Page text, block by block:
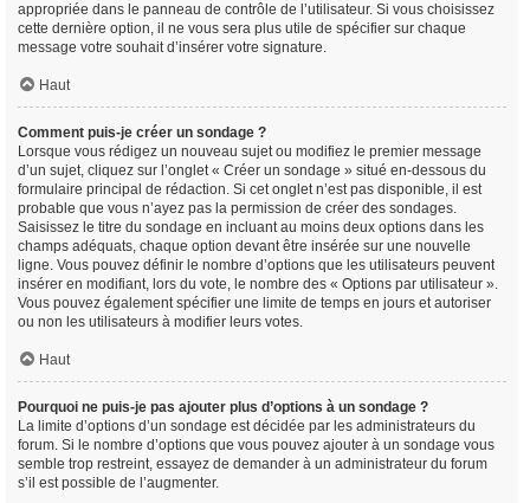
appropriée dans le panneau de contrôle de l’utilisateur. Si vous choisissez
cette dernière option, il ne vous sera plus utile de spécifier sur chaque
message votre souhait d’insérer votre signature.
Haut
Comment puis-je créer un sondage ?
Lorsque vous rédigez un nouveau sujet ou modifiez le premier message
d’un sujet, cliquez sur l’onglet « Créer un sondage » situé en-dessous du
formulaire principal de rédaction. Si cet onglet n’est pas disponible, il est
probable que vous n’ayez pas la permission de créer des sondages.
Saisissez le titre du sondage en incluant au moins deux options dans les
champs adéquats, chaque option devant être insérée sur une nouvelle
ligne. Vous pouvez définir le nombre d’options que les utilisateurs peuvent
insérer en modifiant, lors du vote, le nombre des « Options par utilisateur ».
Vous pouvez également spécifier une limite de temps en jours et autoriser
ou non les utilisateurs à modifier leurs votes.
Haut
Pourquoi ne puis-je pas ajouter plus d’options à un sondage ?
La limite d’options d’un sondage est décidée par les administrateurs du
forum. Si le nombre d’options que vous pouvez ajouter à un sondage vous
semble trop restreint, essayez de demander à un administrateur du forum
s’il est possible de l’augmenter.